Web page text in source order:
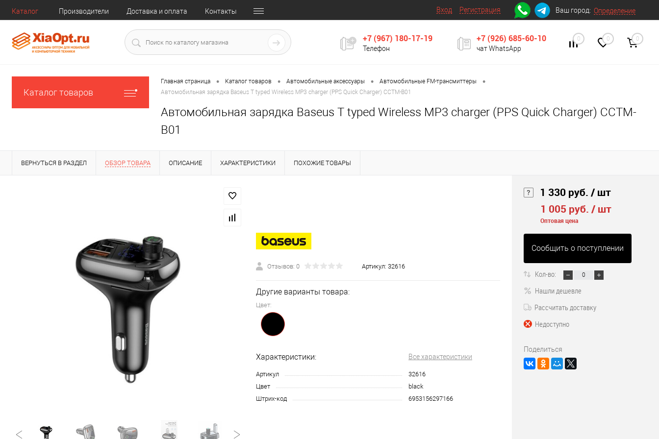
Каталог Производители Доставка и оплата Контакты Вход Регистрация Ваш город: Определение
+7 (967) 180-17-19
Телефон
+7 (926) 685-60-10
чат WhatsApp
0 0 0
Каталог товаров
Главная страница • Каталог товаров • Автомобильные аксессуары • Автомобильные FM-трансмиттеры •
Автомобильная зарядка Baseus T typed Wireless MP3 charger (PPS Quick Charger) CCTM-B01
Автомобильная зарядка Baseus T typed Wireless MP3 charger (PPS Quick Charger) CCTM-
B01
ВЕРНУТЬСЯ В РАЗДЕЛ ОБЗОР ТОВАРА ОПИСАНИЕ ХАРАКТЕРИСТИКИ ПОХОЖИЕ ТОВАРЫ
Отзывов: 0 Артикул: 32616
Другие варианты товара:
Цвет:
Характеристики: Все характеристики
Артикул
32616
Цвет
black
Штрих-код
6953156297166
1 330 руб. / шт
1 005 руб. / шт
Оптовая цена
Сообщить о поступлении
Кол-во:
Нашли дешевле
Рассчитать доставку
Недоступно
Поделиться